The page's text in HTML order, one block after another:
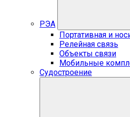
РЭА
Портативная и
Релейная связь
Объекты связи
Мобильные
Судостроение